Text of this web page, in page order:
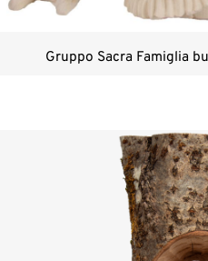
Gruppo Sacra Famiglia